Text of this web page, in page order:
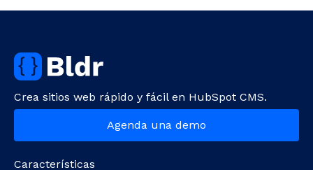
Crea sitios web rápido y fácil en HubSpot CMS.
Agenda una demo
Características